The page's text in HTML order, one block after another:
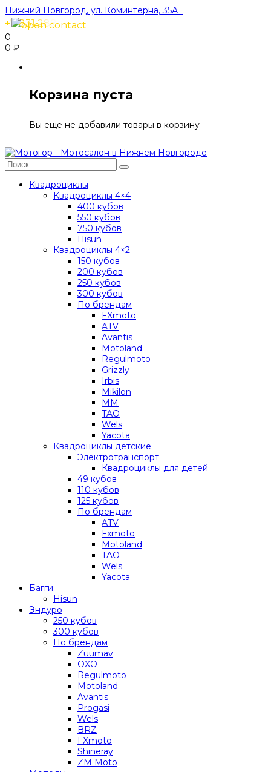
Нижний Новгород, ул. Коминтерна, 35А
+7 831 288-91-40
0
0 ₽
Корзина пуста
Вы еще не добавили товары в корзину
Квадроциклы
Квадроциклы 4×4
400 кубов
550 кубов
750 кубов
Hisun
Квадроциклы 4×2
150 кубов
200 кубов
250 кубов
300 кубов
По брендам
FXmoto
ATV
Avantis
Motoland
Regulmoto
Grizzly
Irbis
Mikilon
MM
TAO
Wels
Yacota
Квадроциклы детские
Электротранспорт
Квадроциклы для детей
49 кубов
110 кубов
125 кубов
По брендам
ATV
Fxmoto
Motoland
TAO
Wels
Yacota
Багги
Hisun
Эндуро
250 кубов
300 кубов
По брендам
Zuumav
OXO
Regulmoto
Motoland
Avantis
Progasi
Wels
BRZ
FXmoto
Shineray
ZM Moto